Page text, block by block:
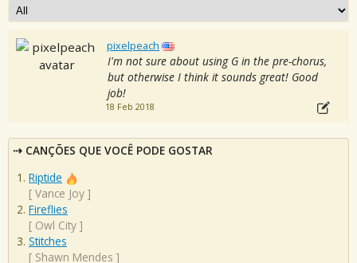
pixelpeach
I'm not sure about using G in the pre-chorus,
but otherwise I think it sounds great! Good
job!
18 Feb 2018
CANÇÕES QUE VOCÊ PODE GOSTAR
Riptide
[ Vance Joy ]
Fireflies
[ Owl City ]
Stitches
[ Shawn Mendes ]